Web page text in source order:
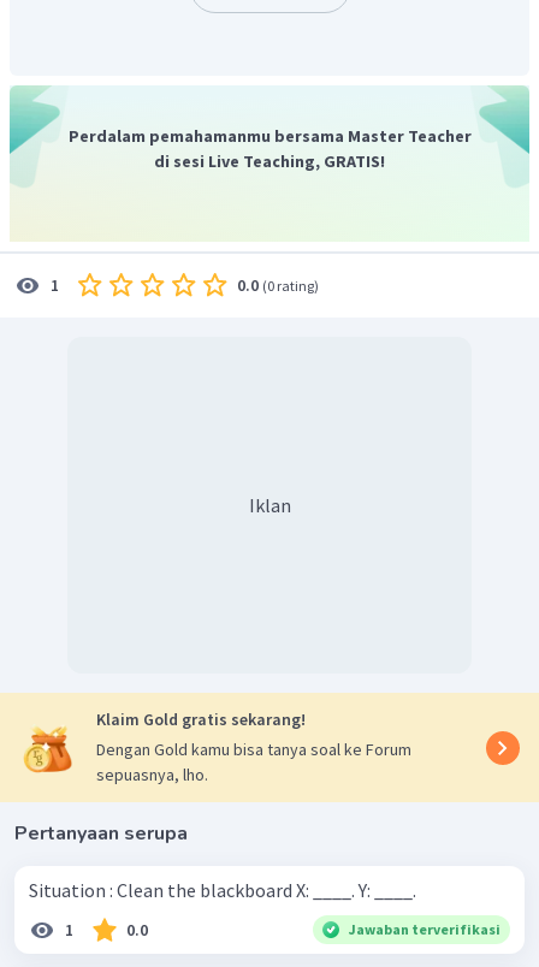
Perdalam pemahamanmu bersama Master Teacher
di sesi Live Teaching, GRATIS!
1 0.0 (0 rating)
Iklan
Klaim Gold gratis sekarang!
Dengan Gold kamu bisa tanya soal ke Forum
sepuasnya, lho.
Pertanyaan serupa
Situation : Clean the blackboard X: ____. Y: ____.
1 0.0 Jawaban terverifikasi